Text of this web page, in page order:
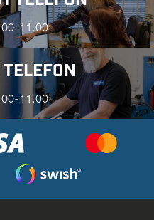
11.00
11.00